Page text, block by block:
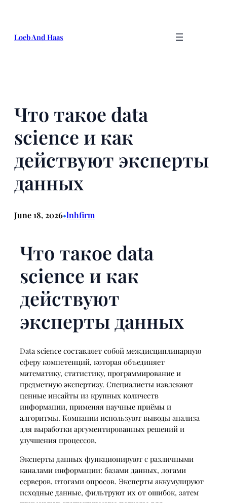
content
Loeb And Haas
Что такое data
science и как
действуют эксперты
данных
June 18, 2026•lnhfirm
Что такое data
science и как
действуют
эксперты данных
Data science составляет собой междисциплинарную
сферу компетенций, которая объединяет
математику, статистику, программирование и
предметную экспертизу. Специалисты извлекают
ценные инсайты из крупных количеств
информации, применяя научные приёмы и
алгоритмы. Компании используют выводы анализа
для выработки аргументированных решений и
улучшения процессов.
Эксперты данных функционируют с различными
каналами информации: базами данных, логами
серверов, итогами опросов. Эксперты аккумулируют
исходные данные, фильтруют их от ошибок, затем